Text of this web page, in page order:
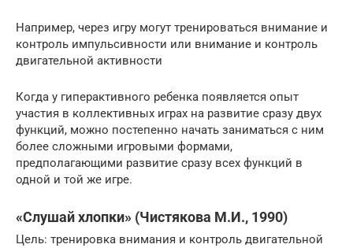
Например, через игру могут тренироваться внимание и
контроль импульсивности или внимание и контроль
двигательной активности
Когда у гиперактивного ребенка появляется опыт
участия в коллективных играх на развитие сразу двух
функций, можно постепенно начать заниматься с ним
более сложными игровыми формами,
предполагающими развитие сразу всех функций в
одной и той же игре.
«Слушай хлопки» (Чистякова М.И., 1990)
Цель: тренировка внимания и контроль двигательной